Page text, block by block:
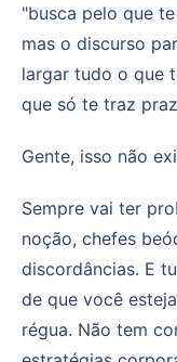
"busca pelo que
mas o discurso
largar tudo o que
que só te traz
Gente, isso não
Sempre vai ter
noção, chefes
discordâncias. E
de que você
régua. Não tem